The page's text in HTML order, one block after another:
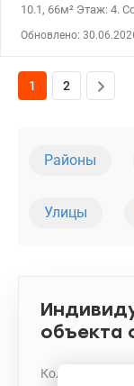
10.1, 66м² Этаж: 4. Состояние: от застройщика. Продажа: по
Обновлено:
1 2
Районы
Улицы
объекта
Количество